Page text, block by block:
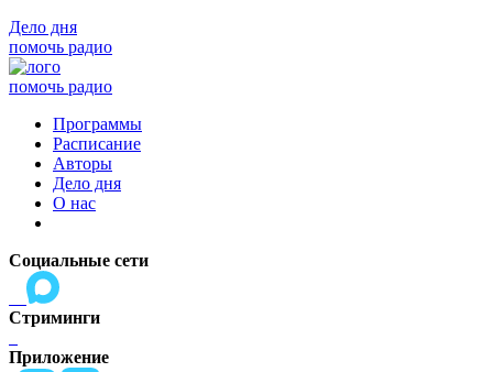
Дело дня
помочь радио
помочь радио
Программы
Расписание
Авторы
Дело дня
О нас
Социальные сети
Стриминги
Приложение